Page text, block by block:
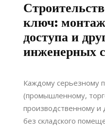
ключ:
доступа и
инженерных
01.04.2018
Каждому серьезному
(промышленному,
производственному и
без складского